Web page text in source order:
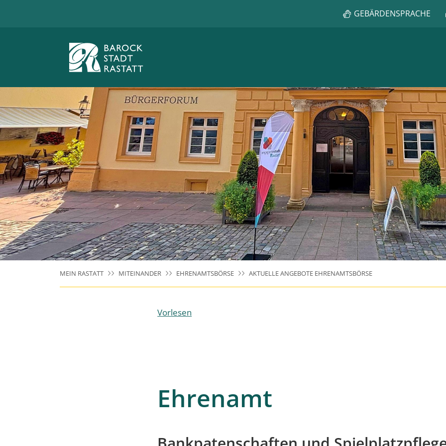
GEBÄRDENSPRACHE
MEIN RASTATT MITEINANDER EHRENAMTSBÖRSE AKTUELLE ANGEBOTE EHRENAMTSBÖRSE
Vorlesen
Ehrenamt